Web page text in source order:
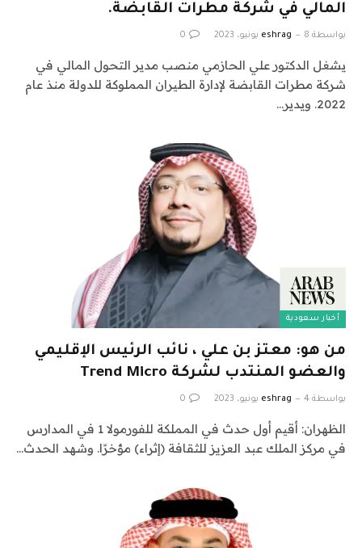
المالي في شركة مطرات القابضة.
بواسطة eshrag 8 يونيو، 2023 0
يشغل الدكتور علي الحازمي منصب مدير التحول المالي في
شركة مطرات القابضة لإدارة الطيران المملوكة للدولة منذ عام
2022. ويدير…
أخبار سعودية
من هو: معتز بن علي ، نائب الرئيس الإقليمي
والعضو المنتدب لشركة Trend Micro
بواسطة eshrag 4 يونيو، 2023 0
الظهران: أقيم أول حدث في المملكة للفورمولا 1 في المدارس
في مركز الملك عبد العزيز للثقافة (إثراء) مؤخرًا. وشهد الحدث…